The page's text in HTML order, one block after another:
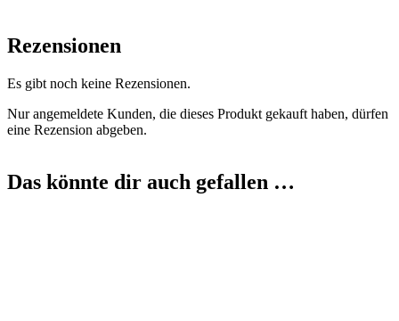
Rezensionen
Es gibt noch keine Rezensionen.
Nur angemeldete Kunden, die dieses Produkt gekauft haben, dürfen
eine Rezension abgeben.
Das könnte dir auch gefallen …